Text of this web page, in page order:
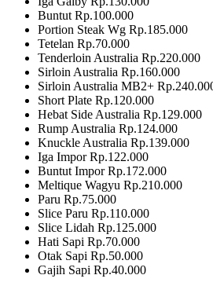
Buntut Rp.100.000
Portion Steak Wg Rp.185.000
Tetelan Rp.70.000
Tenderloin Australia Rp.220.000
Sirloin Australia Rp.160.000
Sirloin Australia MB2+
Short Plate Rp.120.000
Hebat Side Australia Rp.129.000
Rump Australia Rp.124.000
Knuckle Australia Rp.139.000
Iga Impor Rp.122.000
Buntut Impor Rp.172.000
Meltique Wagyu Rp.210.000
Paru Rp.75.000
Slice Paru Rp.110.000
Slice Lidah Rp.125.000
Hati Sapi Rp.70.000
Otak Sapi Rp.50.000
Gajih Sapi Rp.40.000